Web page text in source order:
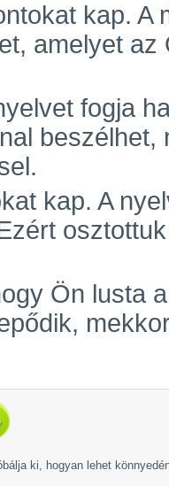
kap.
amelyet
fogja
kap. A
Ön lusta
ki, hogyan lehet